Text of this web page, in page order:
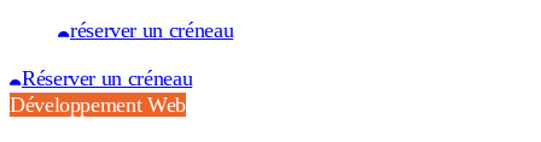
réserver un créneau
Réserver un créneau
Développement Web